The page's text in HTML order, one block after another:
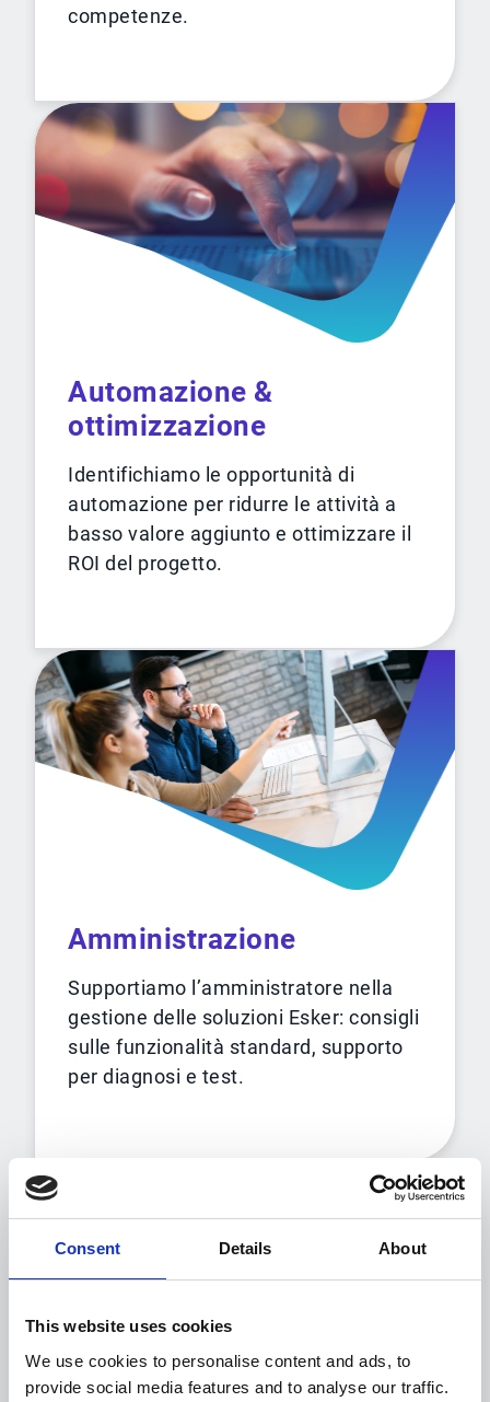
Consent Details About
This website uses cookies
We use cookies to personalise content and ads, to
provide social media features and to analyse our traffic.
competenze.
Automazione &
ottimizzazione
Identifichiamo le opportunità di
automazione per ridurre le attività a
basso valore aggiunto e ottimizzare il
ROI del progetto.
Amministrazione
Supportiamo l’amministratore nella
gestione delle soluzioni Esker: consigli
sulle funzionalità standard, supporto
per diagnosi e test.